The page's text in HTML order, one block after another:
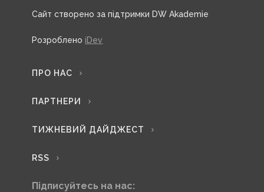
Сайт створено за підтримки DW Akademie
Розроблено iDev
ПРО НАС
ПАРТНЕРИ
ТИЖНЕВИЙ ДАЙДЖЕСТ
RSS
Підписуйтесь на нас: